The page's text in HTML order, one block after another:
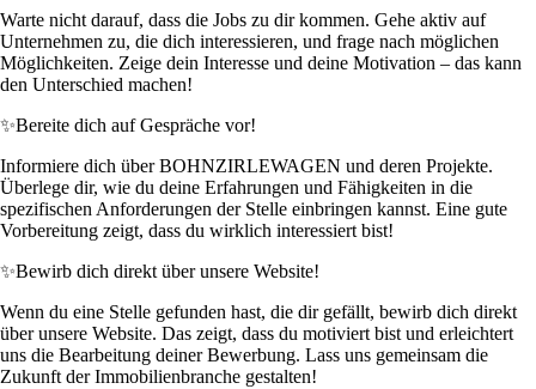
Warte nicht darauf, dass die Jobs zu dir kommen. Gehe aktiv auf
Unternehmen zu, die dich interessieren, und frage nach möglichen
Möglichkeiten. Zeige dein Interesse und deine Motivation – das kann
den Unterschied machen!
✨Bereite dich auf Gespräche vor!
Informiere dich über BOHNZIRLEWAGEN und deren Projekte.
Überlege dir, wie du deine Erfahrungen und Fähigkeiten in die
spezifischen Anforderungen der Stelle einbringen kannst. Eine gute
Vorbereitung zeigt, dass du wirklich interessiert bist!
✨Bewirb dich direkt über unsere Website!
Wenn du eine Stelle gefunden hast, die dir gefällt, bewirb dich direkt
über unsere Website. Das zeigt, dass du motiviert bist und erleichtert
uns die Bearbeitung deiner Bewerbung. Lass uns gemeinsam die
Zukunft der Immobilienbranche gestalten!